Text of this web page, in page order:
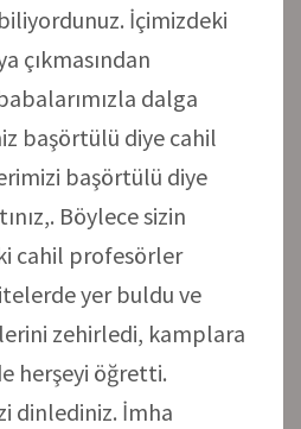
İçimizdeki
çıkmasından
dalga
başörtülü diye cahil
başörtülü diye
Böylece sizin
cahil profesörler
yer buldu ve
zehirledi, kamplara
herşeyi öğretti.
dinlediniz. İmha